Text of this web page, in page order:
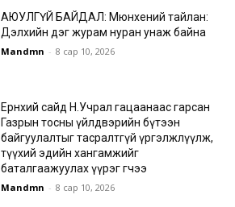
АЮУЛГҮЙ БАЙДАЛ: Мюнхений тайлан:
Дэлхийн дэг журам нуран унаж байна
Mandmn - 8 сар 10, 2026
Ерөнхий сайд Н.Учрал гацаанаас гарсан
Газрын тосны үйлдвэрийн бүтээн
байгуулалтыг тасралтгүй үргэлжлүүлж,
түүхий эдийн хангамжийг
баталгаажуулах үүрэг өгчээ
Mandmn - 8 сар 10, 2026